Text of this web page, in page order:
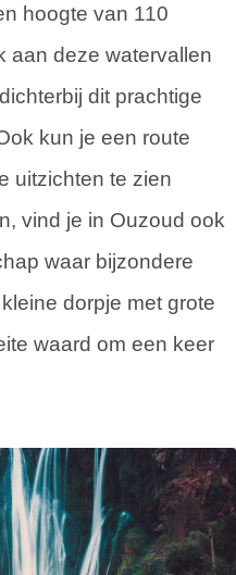
hoogte van 110
aan deze watervallen
dit prachtige
kun je een route
uitzichten te zien
vind je in Ouzoud ook
waar bijzondere
dorpje met grote
waard om een keer